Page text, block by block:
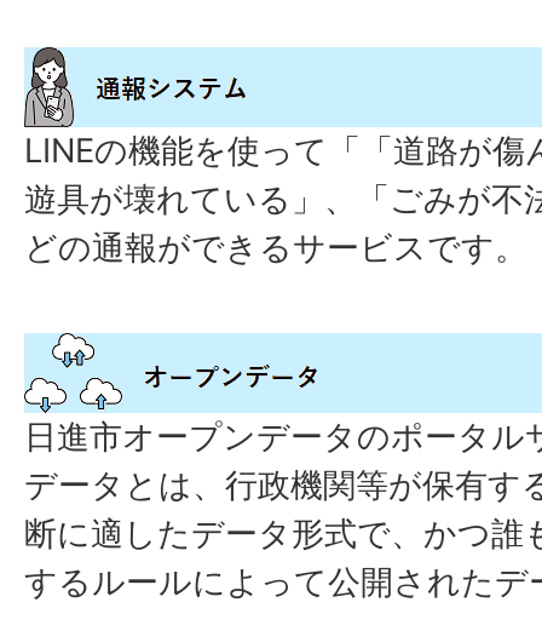
LINEの機能を使って「「道路が
遊具が壊れている」、「ごみが不
どの通報ができるサービスです。
日進市オープンデータのポータ
データとは、行政機関等が保有す
断に適したデータ形式で、かつ誰
するルールによって公開されたデ